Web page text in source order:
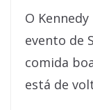
O
evento de
comida
está de